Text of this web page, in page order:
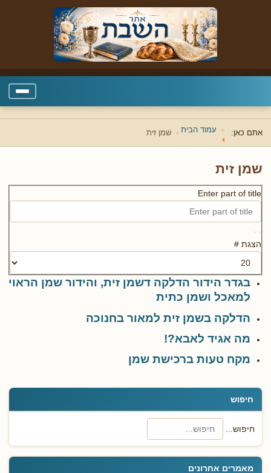
אתם כאן: עמוד הבית שמן זית
חיפוש
חיפוש...
מאמרים אחרונים
שמן זית
Enter part of title
הצגת #
בגדר הידור הדלקה דשמן זית, והידור שמן הראוי
למאכל ושמן כתית
הדלקה בשמן זית למאור בחנוכה
מה אגיד לאבא?!
מקח טעות ברכישת שמן